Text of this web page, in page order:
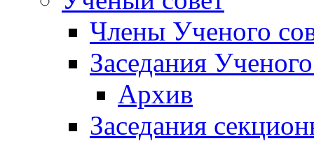
Члены Ученого
Заседания
Архив
Заседания